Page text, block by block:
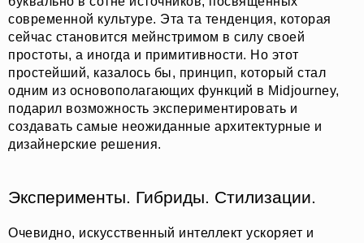
современной культуре. Эта та тенденция, которая
сейчас становится мейнстримом в силу своей
простоты, а иногда и примитивности. Но этот
простейший, казалось бы, принцип, который стал
одним из основополагающих функций в Midjourney,
подарил возможность экспериментировать и
создавать самые неожиданные архитектурные и
дизайнерские решения.
Эксперименты. Гибриды. Стилизации.
Очевидно, искусственный интеллект ускоряет и